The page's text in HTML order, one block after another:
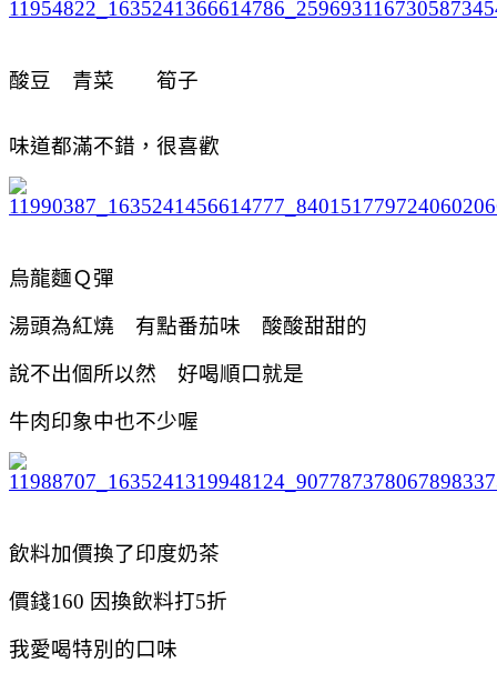
酸豆 青菜 筍子
味道都滿不錯，很喜歡
烏龍麵Ｑ彈
湯頭為紅燒 有點番茄味 酸酸甜甜的
說不出個所以然 好喝順口就是
牛肉印象中也不少喔
飲料加價換了印度奶茶
價錢160 因換飲料打5折
我愛喝特別的口味